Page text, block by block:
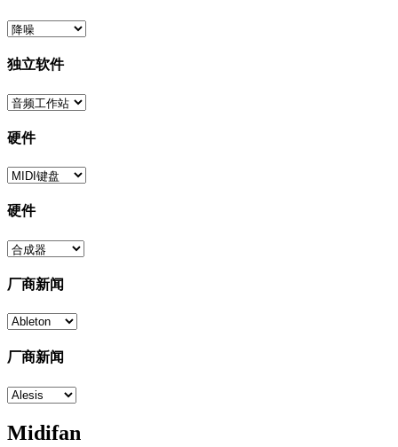
独立软件
硬件
硬件
厂商新闻
厂商新闻
Midifan